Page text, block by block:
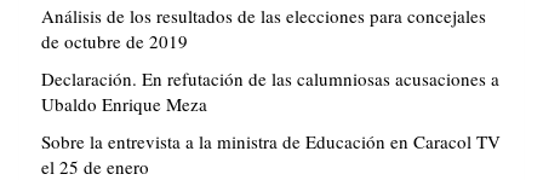
Análisis de los resultados de las elecciones para concejales
de octubre de 2019
Declaración. En refutación de las calumniosas acusaciones a
Ubaldo Enrique Meza
Sobre la entrevista a la ministra de Educación en Caracol TV
el 25 de enero